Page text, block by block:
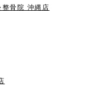
整骨院 沖縄店